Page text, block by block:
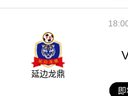
延边龙鼎